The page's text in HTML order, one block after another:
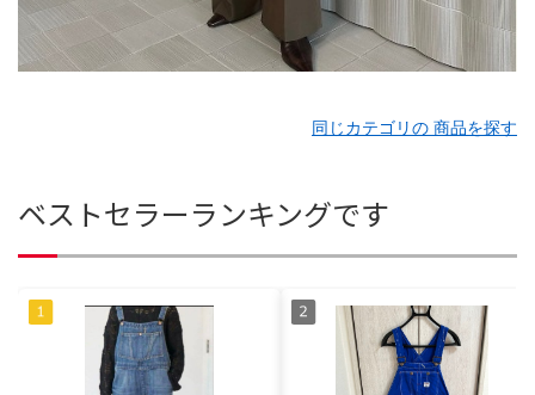
同じカテゴリの 商品を探す
ベストセラーランキングです